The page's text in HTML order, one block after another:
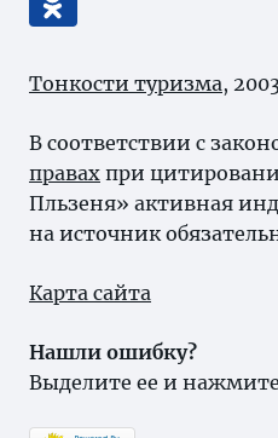
Тонкости туризма,
В соответствии с
правах при
Пльзеня» активная
на источник
Карта сайта
Нашли ошибку?
Выделите ее и